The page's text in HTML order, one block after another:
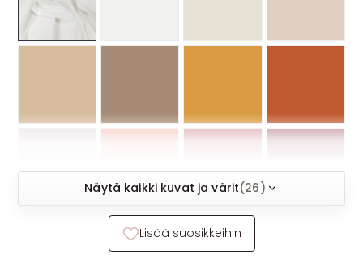
KANKAAT A-Ö
USEIN KYSYTTYÄ
OTA YHTEYTTÄ
Näytä kaikki kuvat ja värit(26)
Lisää suosikkeihin